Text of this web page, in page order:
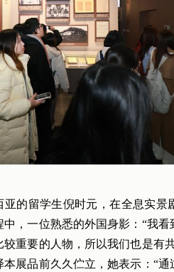
的留学生倪时元，在全息实景
，一位熟悉的外国身影：“我
重要的人物，所以我们也是有
展品前久久伫立，她表示：“